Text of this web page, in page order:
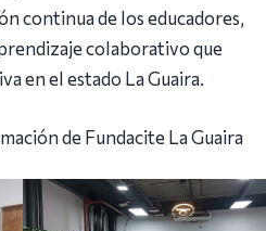
continua de los educadores,
colaborativo que
en el estado La Guaira.
de Fundacite La Guaira